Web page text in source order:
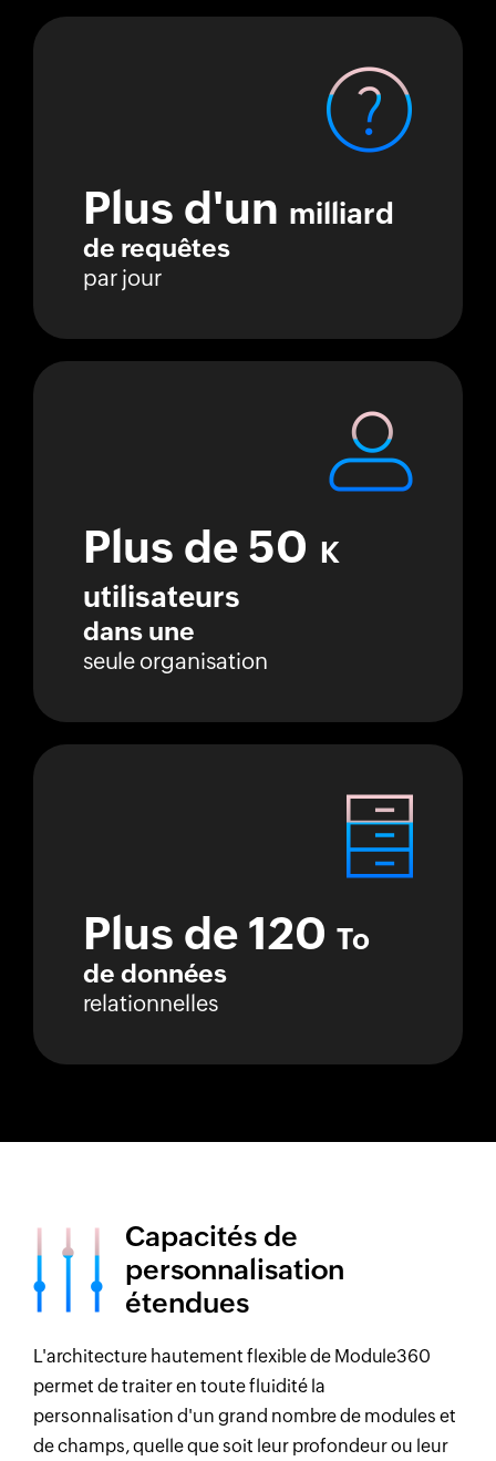
Plus d'un milliard
de requêtes
par jour
Plus de 50 K
utilisateurs
dans une
seule organisation
Plus de 120 To
de données
relationnelles
Capacités de
personnalisation
étendues
L'architecture hautement flexible de Module360
permet de traiter en toute fluidité la
personnalisation d'un grand nombre de modules et
de champs, quelle que soit leur profondeur ou leur